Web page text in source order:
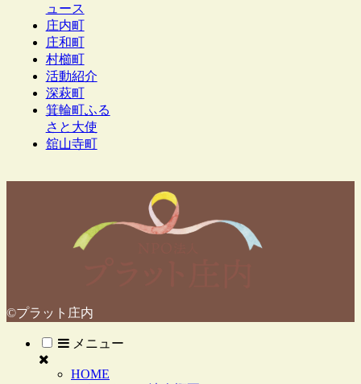
ュース
庄内町
庄和町
村櫛町
活動紹介
深萩町
箕輪町ふる
さと大使
舘山寺町
©プラット庄内
メニュー
HOME